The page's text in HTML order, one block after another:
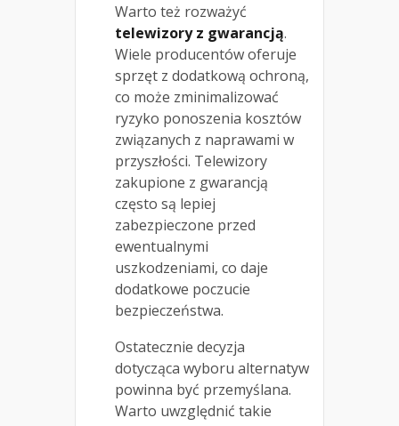
Warto też rozważyć
telewizory z gwarancją.
Wiele producentów oferuje
sprzęt z dodatkową ochroną,
co może zminimalizować
ryzyko ponoszenia kosztów
związanych z naprawami w
przyszłości. Telewizory
zakupione z gwarancją
często są lepiej
zabezpieczone przed
ewentualnymi
uszkodzeniami, co daje
dodatkowe poczucie
bezpieczeństwa.
Ostatecznie decyzja
dotycząca wyboru alternatyw
powinna być przemyślana.
Warto uwzględnić takie